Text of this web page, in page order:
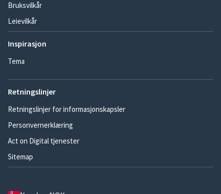
Bruksvilkår
Leievilkår
Inspirasjon
Tema
Retningslinjer
Retningslinjer for informasjonskapsler
Personvernerklæring
Act on Digital tjenester
Sitemap